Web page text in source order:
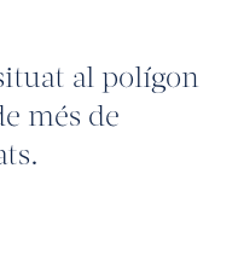
al polígon
més de